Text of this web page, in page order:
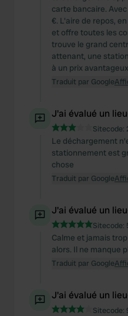
carte bancaire.
€. L'aire de repos,
et offre toutes les
trouve le grand
attenant, une
à un prix
Traduit par Google
J'ai évalué un lieu
Sitecode:
Le déchargement
stationnement est
chose
Traduit par Google
J'ai évalué un lieu
Sitecode:
Calme et jamais
alors. Il ne manque
Traduit par Google
J'ai évalué un lieu
Sitecode: